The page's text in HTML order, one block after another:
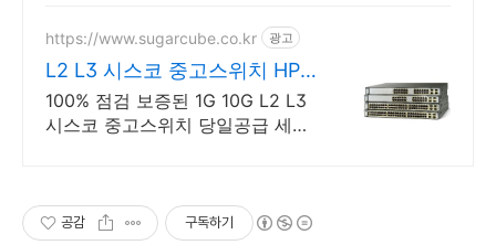
https://www.sugarcube.co.kr 광고
L2 L3 시스코 중고스위치 HP
DELL CISCO
100% 점검 보증된 1G 10G L2 L3
시스코 중고스위치 당일공급 세금
공감 구독하기